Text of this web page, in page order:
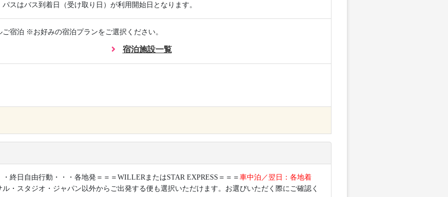
スはバス到着日（受け取り日）が利用開始日となります。
ご宿泊 ※お好みの宿泊プランをご選択ください。
宿泊施設一覧
・終日自由行動・・・各地発＝＝＝WILLERまたはSTAR EXPRESS＝＝＝ 車中泊／翌日：各地着
ル・スタジオ・ジャパン以外からご出発する便も選択いただけます。お選びいただく際にご確認く